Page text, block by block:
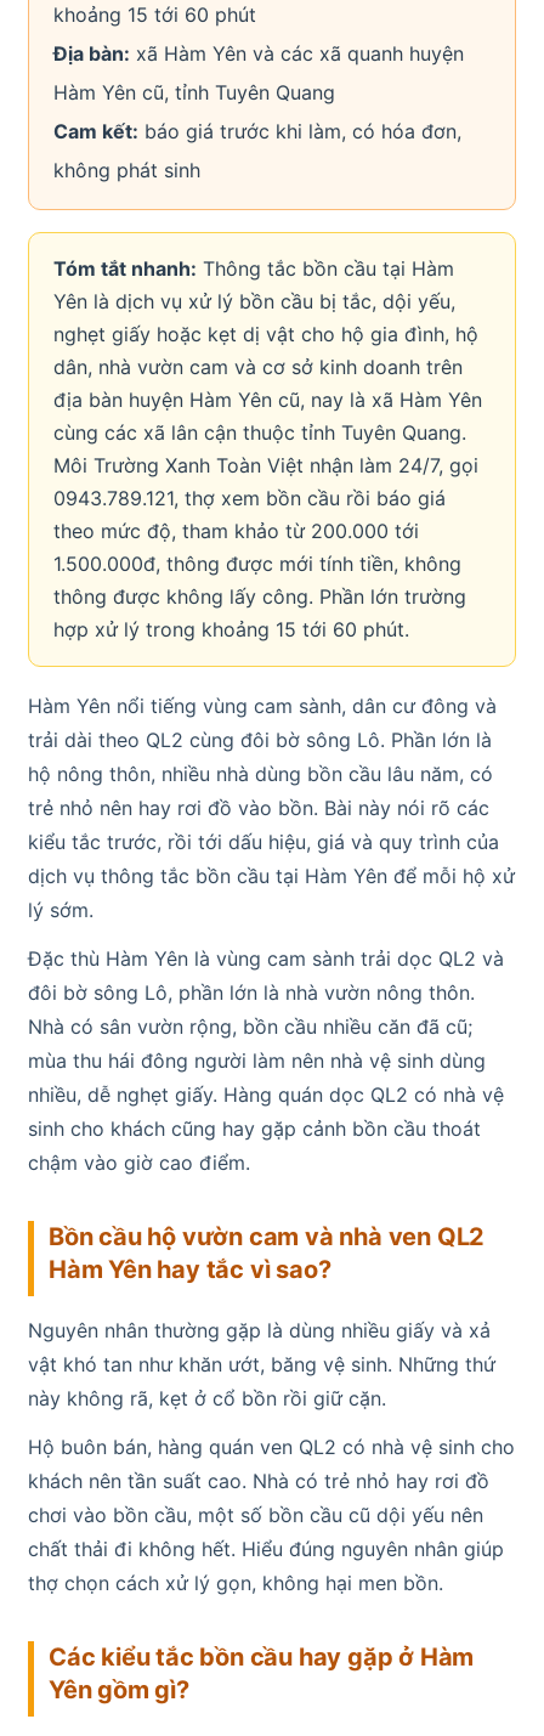
khoảng 15 tới 60 phút
Địa bàn: xã Hàm Yên và các xã quanh huyện
Hàm Yên cũ, tỉnh Tuyên Quang
Cam kết: báo giá trước khi làm, có hóa đơn,
không phát sinh
Tóm tắt nhanh: Thông tắc bồn cầu tại Hàm
Yên là dịch vụ xử lý bồn cầu bị tắc, dội yếu,
nghẹt giấy hoặc kẹt dị vật cho hộ gia đình, hộ
dân, nhà vườn cam và cơ sở kinh doanh trên
địa bàn huyện Hàm Yên cũ, nay là xã Hàm Yên
cùng các xã lân cận thuộc tỉnh Tuyên Quang.
Môi Trường Xanh Toàn Việt nhận làm 24/7, gọi
0943.789.121, thợ xem bồn cầu rồi báo giá
theo mức độ, tham khảo từ 200.000 tới
1.500.000đ, thông được mới tính tiền, không
thông được không lấy công. Phần lớn trường
hợp xử lý trong khoảng 15 tới 60 phút.
Hàm Yên nổi tiếng vùng cam sành, dân cư đông và
trải dài theo QL2 cùng đôi bờ sông Lô. Phần lớn là
hộ nông thôn, nhiều nhà dùng bồn cầu lâu năm, có
trẻ nhỏ nên hay rơi đồ vào bồn. Bài này nói rõ các
kiểu tắc trước, rồi tới dấu hiệu, giá và quy trình của
dịch vụ thông tắc bồn cầu tại Hàm Yên để mỗi hộ xử
lý sớm.
Đặc thù Hàm Yên là vùng cam sành trải dọc QL2 và
đôi bờ sông Lô, phần lớn là nhà vườn nông thôn.
Nhà có sân vườn rộng, bồn cầu nhiều căn đã cũ;
mùa thu hái đông người làm nên nhà vệ sinh dùng
nhiều, dễ nghẹt giấy. Hàng quán dọc QL2 có nhà vệ
sinh cho khách cũng hay gặp cảnh bồn cầu thoát
chậm vào giờ cao điểm.
Bồn cầu hộ vườn cam và nhà ven QL2
Hàm Yên hay tắc vì sao?
Nguyên nhân thường gặp là dùng nhiều giấy và xả
vật khó tan như khăn ướt, băng vệ sinh. Những thứ
này không rã, kẹt ở cổ bồn rồi giữ cặn.
Hộ buôn bán, hàng quán ven QL2 có nhà vệ sinh cho
khách nên tần suất cao. Nhà có trẻ nhỏ hay rơi đồ
chơi vào bồn cầu, một số bồn cầu cũ dội yếu nên
chất thải đi không hết. Hiểu đúng nguyên nhân giúp
thợ chọn cách xử lý gọn, không hại men bồn.
Các kiểu tắc bồn cầu hay gặp ở Hàm
Yên gồm gì?